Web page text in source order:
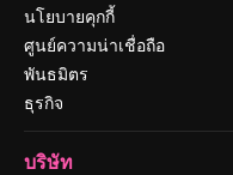
นโยบายคุกกี้
ศูนย์ความน่าเชื่อถือ
พันธมิตร
ธุรกิจ
บริษัท